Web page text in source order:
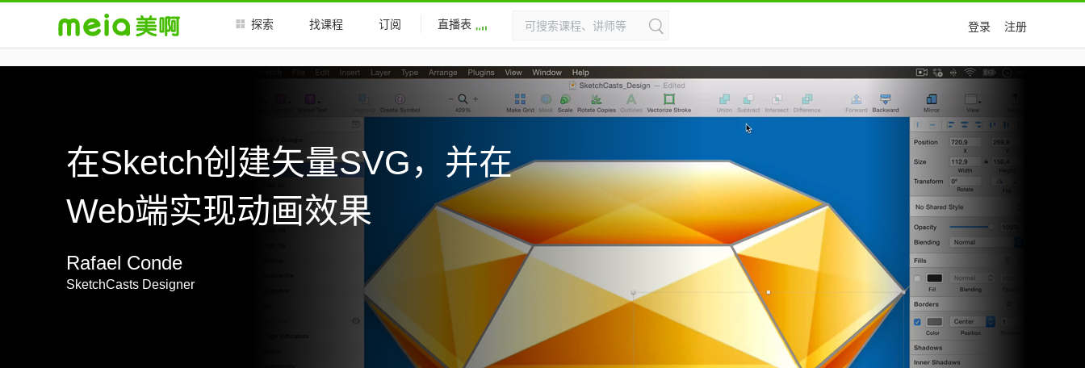
探索
找课程 订阅 直播表 登录 注册
在Sketch创建矢量SVG，并在
Web端实现动画效果
Rafael Conde
SketchCasts Designer